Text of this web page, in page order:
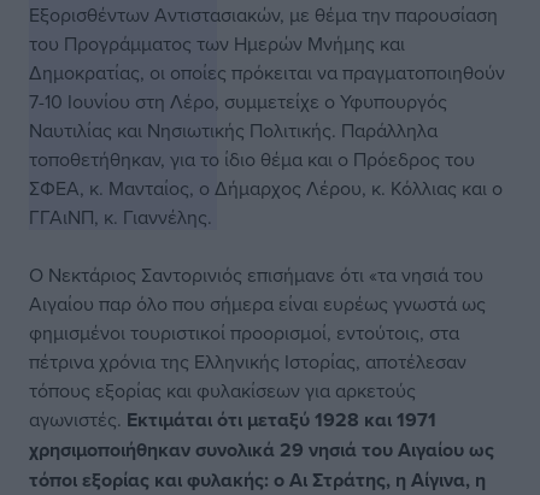
Εξορισθέντων Αντιστασιακών, με θέμα την παρουσίαση
του Προγράμματος των Ημερών Μνήμης και
Δημοκρατίας, οι οποίες πρόκειται να πραγματοποιηθούν
7-10 Ιουνίου στη Λέρο, συμμετείχε ο Υφυπουργός
Ναυτιλίας και Νησιωτικής Πολιτικής. Παράλληλα
τοποθετήθηκαν, για το ίδιο θέμα και ο Πρόεδρος του
ΣΦΕΑ, κ. Μανταίος, ο Δήμαρχος Λέρου, κ. Κόλλιας και ο
ΓΓΑιΝΠ, κ. Γιαννέλης.
Ο Νεκτάριος Σαντορινιός επισήμανε ότι «τα νησιά του
Αιγαίου παρ όλο που σήμερα είναι ευρέως γνωστά ως
φημισμένοι τουριστικοί προορισμοί, εντούτοις, στα
πέτρινα χρόνια της Ελληνικής Ιστορίας, αποτέλεσαν
τόπους εξορίας και φυλακίσεων για αρκετούς
αγωνιστές. Εκτιμάται ότι μεταξύ 1928 και 1971
χρησιμοποιήθηκαν συνολικά 29 νησιά του Αιγαίου ως
τόποι εξορίας και φυλακής: ο Αι Στράτης, η Αίγινα, η